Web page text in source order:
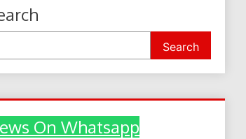
Search
On Whatsapp